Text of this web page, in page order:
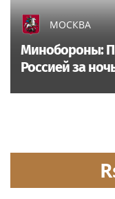
МОСКВА
Минобороны:
Россией за